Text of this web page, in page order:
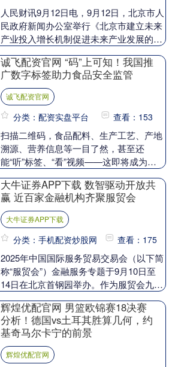
人民财讯9月12日电，9月12日，北京市人
民政府新闻办公室举行《北京市建立未来
产业投入增长机制促进未来产业发展的若
化局党组成....
诚飞配资官网 “码”上可知！我国推
广数字标签助力食品安全监管
诚飞配资官网
分类：配资实盘平台 查看：153
扫描二维码，食品配料、生产工艺、产地
溯源、营养信息等一目了然，甚至还
能“听”标签、“看”视频——这即将成为我
家卫生健康委、....
大牛证券APP下载 数智驱动开放共
赢 近百家金融机构齐聚服贸会
大牛证券APP下载
分类：手机配资炒股网 查看：175
2025年中国国际服务贸易交易会（以下简
称“服贸会”）金融服务专题于9月10日至
14日在北京首钢园举办。作为服贸会九大
动开放....
辉煌优配官网 男篮欧锦赛18决赛
分析！德国vs土耳其胜算几何，约
基奇马尔卡宁的前景
辉煌优配官网